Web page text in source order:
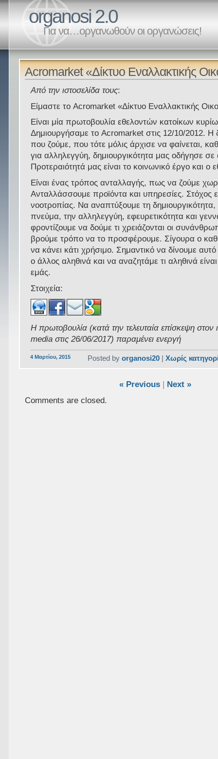
organosi 2.0
Για να…οργανωθούν οι οργανώσεις!
Acromarket «Δίκτυο Εναλλακτικής
Από την ιστοσελίδα τους:
Είμαστε το Acromarket «Δίκτυο Εναλλακτικής
Είναι μία πρωτοβουλία εθελοντών κατοίκων
Δημιουργήσαμε το Acromarket στις 12/10/2012. Η
που ζούμε, που τότε μόλις άρχισε να φαίνεται,
για αλληλεγγύη, δημιουργικότητα μας οδήγησε σε
Προτεραιότητά μας είναι το κοινωνικό έργο και ο
Είναι ένας τρόπος ανταλλαγής, πως να ζούμε
Ανταλλάσσουμε προϊόντα και υπηρεσίες. Στόχος
νοοτροπίας. Να αναπτύξουμε τη δημιουργικότητα,
πνεύμα, την αλληλεγγύη, εφευρετικότητα και
φροντίζουμε να δούμε τι χρειάζονται οι
βρούμε τρόπο να το προσφέρουμε. Σίγουρα ο
να κάνει κάτι χρήσιμο. Σημαντικό να δίνουμε αυτό
ο άλλος αληθινά και να αναζητάμε τι αληθινά
εμάς.
Στοιχεία:
Η πρωτοβουλία (κατά την τελευταία επίσκεψη
media στις 26/06/2017) παραμένει ενεργή
4 Μαρτίου, 2015 Posted byorganosi20 |Χωρίς
« Previous| Next »
Comments are closed.